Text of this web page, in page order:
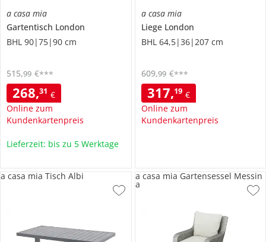
a casa mia
Gartentisch London
BHL 90|75|90 cm
268,31 €
Online zum
Kundenkartenpreis
515,99 €***
Lieferzeit: bis zu 5 Werktage
a casa mia
Liege London
BHL 64,5|36|207 cm
317,19 €
Online zum
Kundenkartenpreis
609,99 €***
a casa mia Tisch Albi a casa mia Gartensessel Messin
a